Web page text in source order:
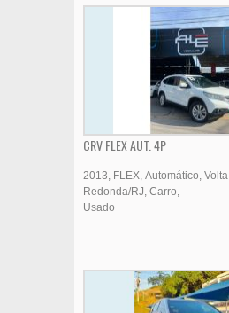
CRV FLEX AUT. 4P
2013 FLEX Automático Volta
Redonda/RJ Carro
Usado